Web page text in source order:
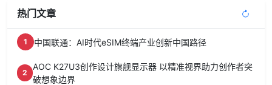
热门文章
1 中国联通：AI时代eSIM终端产业创新中国路径
2
AOC K27U3创作设计旗舰显示器 以精准视界助力创作者突
破想象边界